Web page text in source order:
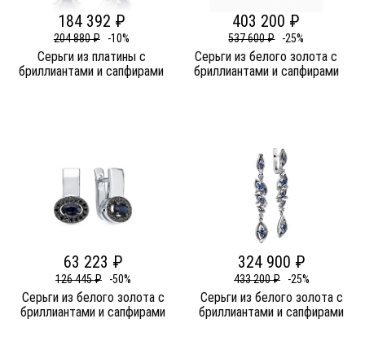
184 392 ₽
204 880 ₽ -10%
Серьги из платины c
бриллиантами и сапфирами
403 200 ₽
537 600 ₽ -25%
Серьги из белого золота c
бриллиантами и сапфирами
63 223 ₽
126 445 ₽ -50%
Серьги из белого золота c
бриллиантами и сапфирами
324 900 ₽
433 200 ₽ -25%
Серьги из белого золота c
бриллиантами и сапфирами